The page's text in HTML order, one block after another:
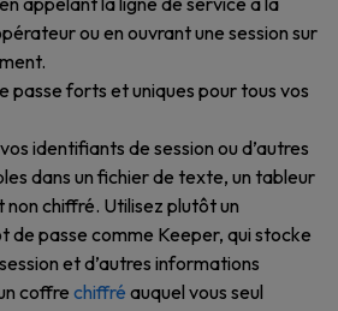
ou en ouvrant une session sur
passe forts et uniques pour tous vos
identifiants de session ou d’autres
dans un fichier de texte, un tableur
non chiffré. Utilisez plutôt un
de passe comme Keeper, qui stocke
et d’autres informations
coffre chiffré auquel vous seul